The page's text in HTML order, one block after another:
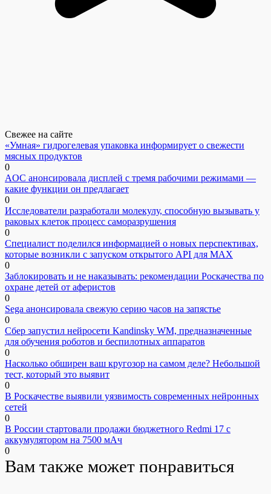
Свежее на сайте
«Умная» гидрогелевая упаковка информирует о свежести
мясных продуктов
0
AOC анонсировала дисплей с тремя рабочими режимами —
какие функции он предлагает
0
Исследователи разработали молекулу, способную вызывать у
раковых клеток процесс саморазрушения
0
Специалист поделился информацией о новых перспективах,
которые возникли с запуском открытого API для МАХ
0
Заблокировать и не наказывать: рекомендации Роскачества по
охране детей от аферистов
0
Sega анонсировала свежую серию часов на запястье
0
Сбер запустил нейросети Kandinsky WM, предназначенные
для обучения роботов и беспилотных аппаратов
0
Насколько обширен ваш кругозор на самом деле? Небольшой
тест, который это выявит
0
В Роскачестве выявили уязвимость современных нейронных
сетей
0
В России стартовали продажи бюджетного Redmi 17 с
аккумулятором на 7500 мАч
0
Вам также может понравиться